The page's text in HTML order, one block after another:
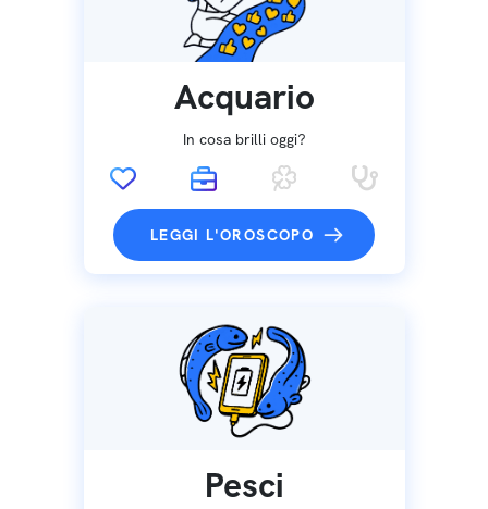
Acquario
In cosa brilli oggi?
LEGGI L'OROSCOPO
Pesci